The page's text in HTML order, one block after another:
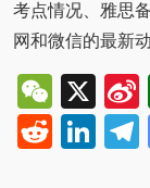
考点情况、雅思
网和微信的最新
X